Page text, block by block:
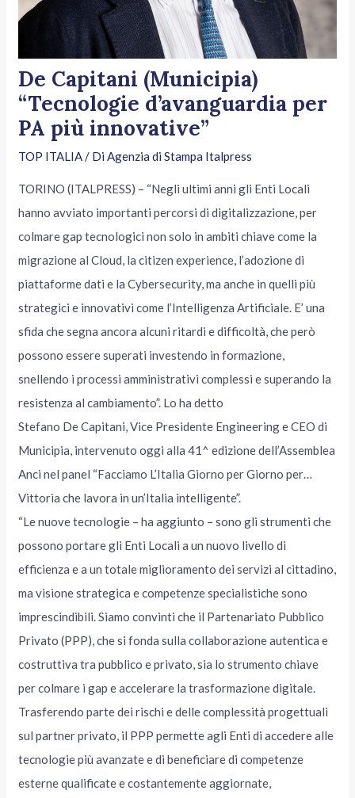
De Capitani (Municipia)
“Tecnologie d’avanguardia per
PA più innovative”
TOP ITALIA/ DiAgenzia di Stampa Italpress
TORINO (ITALPRESS) – “Negli ultimi anni gli Enti Locali
hanno avviato importanti percorsi di digitalizzazione, per
colmare gap tecnologici non solo in ambiti chiave come la
migrazione al Cloud, la citizen experience, l’adozione di
piattaforme dati e la Cybersecurity, ma anche in quelli più
strategici e innovativi come l’Intelligenza Artificiale. E’ una
sfida che segna ancora alcuni ritardi e difficoltà, che però
possono essere superati investendo in formazione,
snellendo i processi amministrativi complessi e superando la
resistenza al cambiamento”. Lo ha detto
Stefano De Capitani, Vice Presidente Engineering e CEO di
Municipia, intervenuto oggi alla 41^ edizione dell’Assemblea
Anci nel panel “Facciamo L’Italia Giorno per Giorno per…
Vittoria che lavora in un’Italia intelligente”.
“Le nuove tecnologie – ha aggiunto – sono gli strumenti che
possono portare gli Enti Locali a un nuovo livello di
efficienza e a un totale miglioramento dei servizi al cittadino,
ma visione strategica e competenze specialistiche sono
imprescindibili. Siamo convinti che il Partenariato Pubblico
Privato (PPP), che si fonda sulla collaborazione autentica e
costruttiva tra pubblico e privato, sia lo strumento chiave
per colmare i gap e accelerare la trasformazione digitale.
Trasferendo parte dei rischi e delle complessità progettuali
sul partner privato, il PPP permette agli Enti di accedere alle
tecnologie più avanzate e di beneficiare di competenze
esterne qualificate e costantemente aggiornate,